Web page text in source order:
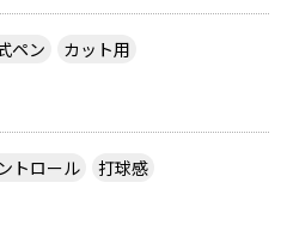
ペン
カット用
トロール 打球感